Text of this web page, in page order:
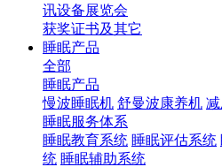
讯设备展览会
获奖证书及其它
睡眠产品
全部
睡眠产品
慢波睡眠机 舒曼波康养机
睡眠服务体系
睡眠教育系统 睡眠评估系统
统 睡眠辅助系统